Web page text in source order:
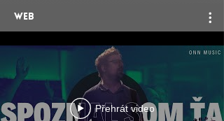
WEB
Přehrát video